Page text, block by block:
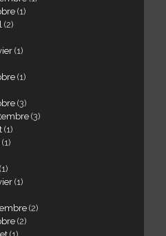
(1)
(2)
(1)
(1)
(3)
(3)
(1)
(1)
(1)
(1)
(2)
(2)